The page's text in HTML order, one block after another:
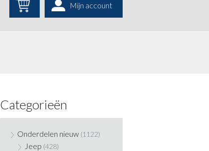
Mijn account
Categorieën
Onderdelen nieuw (1122)
Jeep (428)